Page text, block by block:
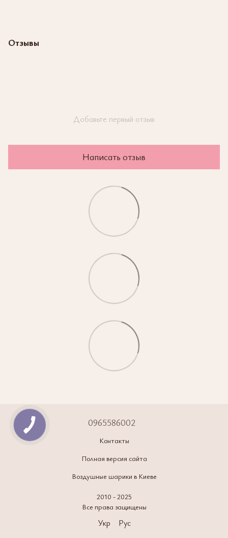
Отзывы
Добавьте первый отзыв
Написать отзыв
0965586002
Контакты
Полная версия сайта
Воздушные шарики в Киеве
2010 - 2025
Все права защищены
Укр Рус